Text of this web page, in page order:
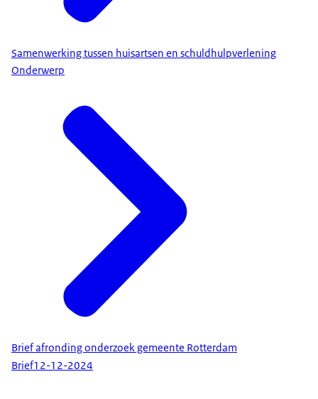
Samenwerking tussen huisartsen en schuldhulpverlening
Onderwerp
Brief afronding onderzoek gemeente Rotterdam
Brief12-12-2024